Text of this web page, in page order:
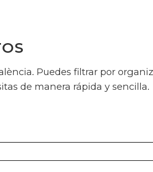
Puedes filtrar por
de manera rápida y sencilla.